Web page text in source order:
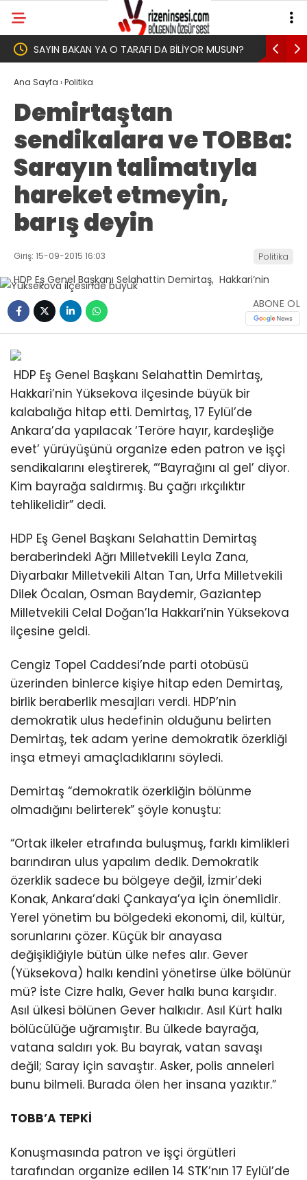
MUSUN? Yeni Parti İktidar Yolculuğuna Erdoğan’ın
Memleketi Rize’den Başladı
Ana Sayfa ›Politika
Demirtaştan
sendikalara ve TOBBa:
Sarayın talimatıyla
hareket etmeyin,
barış deyin
Giriş: 15-09-2015 16:03 Politika
ABONE OL
HDP Eş Genel Başkanı Selahattin Demirtaş,
Hakkari’nin Yüksekova ilçesinde büyük bir
kalabalığa hitap etti. Demirtaş, 17 Eylül’de
Ankara’da yapılacak ‘Teröre hayır, kardeşliğe
evet’ yürüyüşünü organize eden patron ve işçi
sendikalarını eleştirerek, “‘Bayrağını al gel’ diyor.
Kim bayrağa saldırmış. Bu çağrı ırkçılıktır
tehlikelidir” dedi.
HDP Eş Genel Başkanı Selahattin Demirtaş
beraberindeki Ağrı Milletvekili Leyla Zana,
Diyarbakır Milletvekili Altan Tan, Urfa Milletvekili
Dilek Öcalan, Osman Baydemir, Gaziantep
Milletvekili Celal Doğan’la Hakkari’nin Yüksekova
ilçesine geldi.
Cengiz Topel Caddesi’nde parti otobüsü
üzerinden binlerce kişiye hitap eden Demirtaş,
birlik beraberlik mesajları verdi. HDP’nin
demokratik ulus hedefinin olduğunu belirten
Demirtaş, tek adam yerine demokratik özerkliği
inşa etmeyi amaçladıklarını söyledi.
Demirtaş “demokratik özerkliğin bölünme
olmadığını belirterek” şöyle konuştu:
“Ortak ilkeler etrafında buluşmuş, farklı kimlikleri
barındıran ulus yapalım dedik. Demokratik
özerklik sadece bu bölgeye değil, İzmir’deki
Konak, Ankara’daki Çankaya’ya için önemlidir.
Yerel yönetim bu bölgedeki ekonomi, dil, kültür,
sorunlarını çözer. Küçük bir anayasa
değişikliğiyle bütün ülke nefes alır. Gever
(Yüksekova) halkı kendini yönetirse ülke bölünür
mü? İste Cizre halkı, Gever halkı buna karşıdır.
Asıl ülkesi bölünen Gever halkıdır. Asıl Kürt halkı
bölücülüğe uğramıştır. Bu ülkede bayrağa,
vatana saldırı yok. Bu bayrak, vatan savaşı
değil; Saray için savaştır. Asker, polis anneleri
bunu bilmeli. Burada ölen her insana yazıktır.”
TOBB’A TEPKİ
Konuşmasında patron ve işçi örgütleri
tarafından organize edilen 14 STK’nın 17 Eylül’de